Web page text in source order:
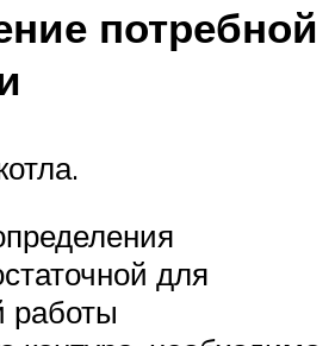
потребной
для
работы